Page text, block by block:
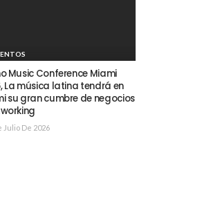
Music Conference Miami
La música latina tendrá en
su gran cumbre de negocios
Julio De 2026